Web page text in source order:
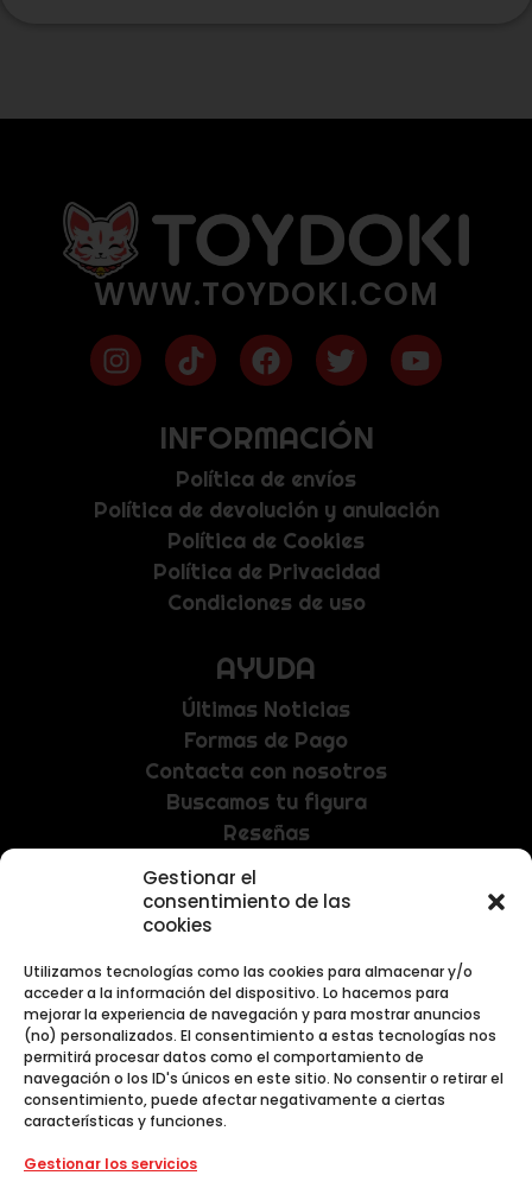
Gestionar el
consentimiento de las
cookies
Utilizamos tecnologías como las cookies para almacenar y/o
acceder a la información del dispositivo. Lo hacemos para
mejorar la experiencia de navegación y para mostrar anuncios
(no) personalizados. El consentimiento a estas tecnologías nos
permitirá procesar datos como el comportamiento de
navegación o los ID's únicos en este sitio. No consentir o retirar el
consentimiento, puede afectar negativamente a ciertas
características y funciones.
Gestionar los servicios
INFORMACIÓN
Política de envíos
Política de devolución y anulación
Política de Cookies
Política de Privacidad
AYUDA
Últimas Noticias
Formas de Pago
Contacta con nosotros
Buscamos tu figura
NEWSLETTER
Recibe las últimas noticias y promociones
exclusivas.